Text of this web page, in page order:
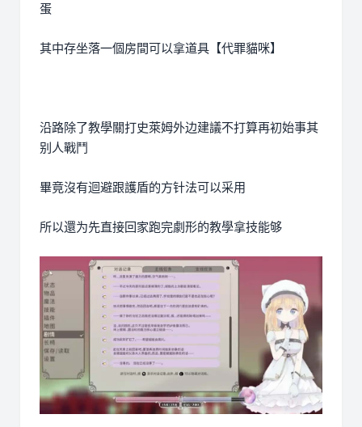
蛋
其中存坐落一個房間可以拿道具【代罪貓咪】
沿路除了教學關打史萊姆外边建議不打算再初始事其
别人戰鬥
畢竟沒有迴避跟護盾的方针法可以采用
所以還为先直接回家跑完劇形的教學拿技能够